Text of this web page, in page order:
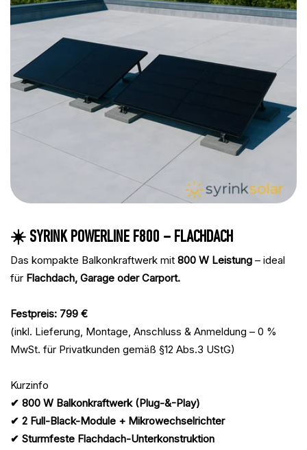
☀️ SYRINK POWERLINE F800 – FLACHDACH
Das kompakte Balkonkraftwerk mit 800 W Leistung – ideal
für Flachdach, Garage oder Carport.
Festpreis: 799 €
(inkl. Lieferung, Montage, Anschluss & Anmeldung – 0 %
MwSt. für Privatkunden gemäß §12 Abs.3 UStG)
Kurzinfo
✔ 800 W Balkonkraftwerk (Plug-&-Play)
✔ 2 Full-Black-Module + Mikrowechselrichter
✔ Sturmfeste Flachdach-Unterkonstruktion